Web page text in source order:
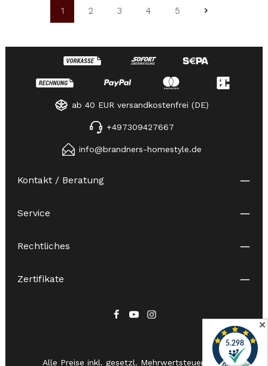
Seite
1
Seite
2
Seite
3
Seite
4
Seite
5
ab 40 EUR versandkostenfrei (DE)
+497309427667
info@brandners-homestyle.de
Kontakt / Beratung
Service
Rechtliches
Zertifikate
Alle Preise inkl. gesetzl. Mehrwertsteuer zzgl.
✕